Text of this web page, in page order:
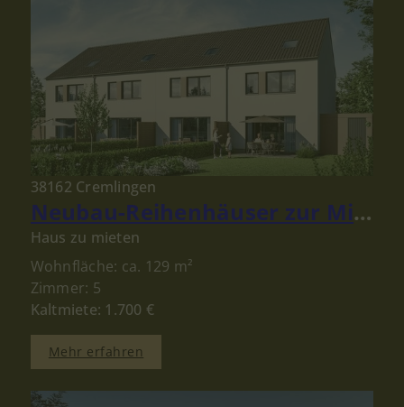
38162 Cremlingen
Neubau-Reihenhäuser zur Miete in Schandelah bei Cremlingen – Modernes Wohnen für Familien
Haus zu mieten
Wohnfläche: ca. 129 m²
Zimmer: 5
Kaltmiete: 1.700 €
Mehr erfahren